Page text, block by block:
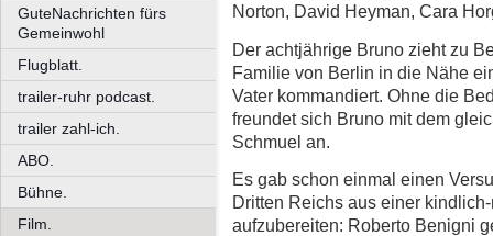
GuteNachrichten fürs
Gemeinwohl
Flugblatt.
trailer-ruhr podcast.
trailer zahl-ich.
ABO.
Bühne.
Film.
Norton, David Heyman, Cara
Der achtjährige Bruno zieht zu
Familie von Berlin in die Nähe
Vater kommandiert. Ohne die
freundet sich Bruno mit dem
Schmuel an.
Es gab schon einmal einen
Dritten Reichs aus einer
aufzubereiten: Roberto Benigni